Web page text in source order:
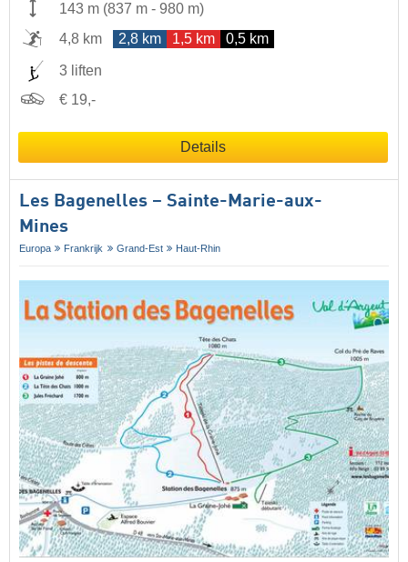
143 m (837 m - 980 m)
4,8 km
2,8 km 1,5 km 0,5 km
3 liften
€ 19,-
Details
Les Bagenelles – Sainte-Marie-aux-
Mines
Europa Frankrijk Grand-Est Haut-Rhin